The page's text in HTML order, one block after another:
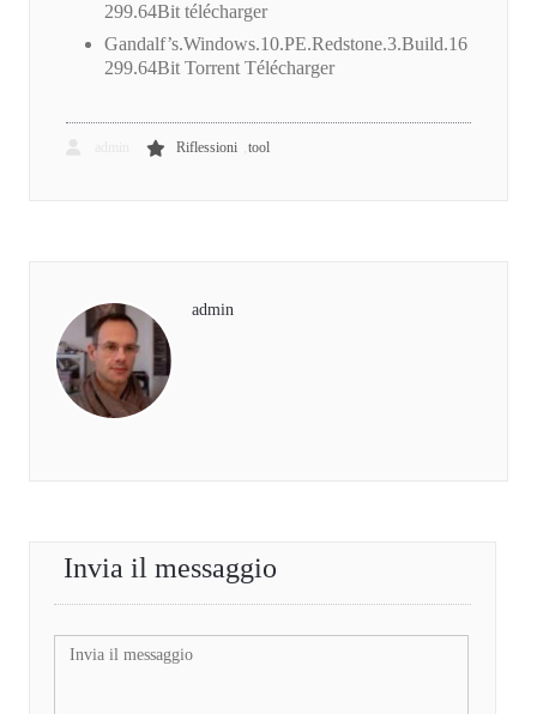
299.64Bit télécharger
Gandalf’s.Windows.10.PE.Redstone.3.Build.16
299.64Bit Torrent Télécharger
Riflessioni tool
admin
Invia il messaggio